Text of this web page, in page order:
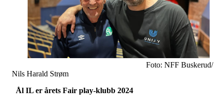
Foto: NFF Buskerud/
Nils Harald Strøm
Ål IL er årets Fair play-klubb 2024